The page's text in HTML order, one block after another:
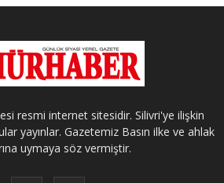
resmi internet sitesidir. Silivri'ye ilişkin
yayınlar. Gazetemiz Basın ilke ve ahlak
uymaya söz vermiştir.